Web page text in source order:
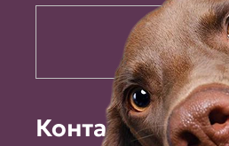
Контакты